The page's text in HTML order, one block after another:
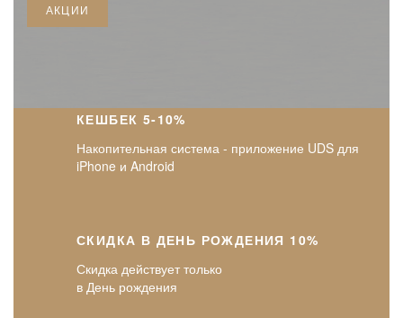
АКЦИИ
КЕШБЕК 5-10%
Накопительная система - приложение UDS для
iPhone и Android
СКИДКА В ДЕНЬ РОЖДЕНИЯ 10%
Скидка действует только
в День рождения